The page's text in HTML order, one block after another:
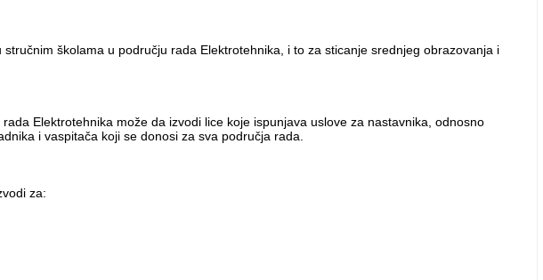
školama u području rada Elektrotehnika, i to za sticanje srednjeg obrazovanja i
Elektrotehnika može da izvodi lice koje ispunjava uslove za nastavnika, odnosno
i vaspitača koji se donosi za sva područja rada.
za: